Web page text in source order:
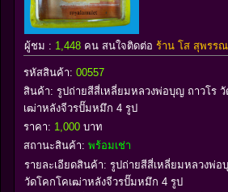
ผู้ชม : 1,448 คน สนใจติดต่อ ร้าน โส สุพรรณ
รหัสสินค้า: 00557
สินค้า: รูปถ่ายสีสี่เหลี่ยมหลวงพ่อบุญ ถาวโร
เฒ่าหลังจีวรปั๊มหมึก 4 รูป
ราคา: 1,000 บาท
สถานะสินค้า: พร้อมเช่า
รายละเอียดสินค้า: รูปถ่ายสีสี่เหลี่ยมหลวงพ่อ
วัดโคกโคเฒ่าหลังจีวรปั๊มหมึก 4 รูป